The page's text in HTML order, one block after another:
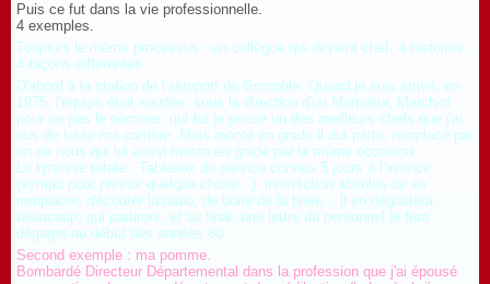
Puis ce fut dans la vie professionnelle.
4 exemples.
Toujours le même processus : un collègue qui devient chef. 4 histoires,
4 façons différentes.
D'abord à la station de l'aéroport de Grenoble. Quand je suis arrivé, en
1975, l'équipe était soudée, sous la direction d'un Monsieur, Marchini
pour ne pas le nommer, qui fut je pense un des meilleurs chefs que j'ai
eus de toute ma carrière. Mais monté en grade il dut partir, remplacé par
un de nous qui lui aussi monta en grade par la même occasion.
La tyrannie totale : Tableaux de service connus 5 jours à l'avance
(sympa pour prévoir quelque chose...), interdiction absolue de se
remplacer, d'écouter la radio, de boire de la bière... ll en dégoûtera
beaucoup, qui partiront, et au final, une lettre du personnel le fera
dégager au début des années 80.
Second exemple : ma pomme.
Bombardé Directeur Départemental dans la profession que j'ai épousé